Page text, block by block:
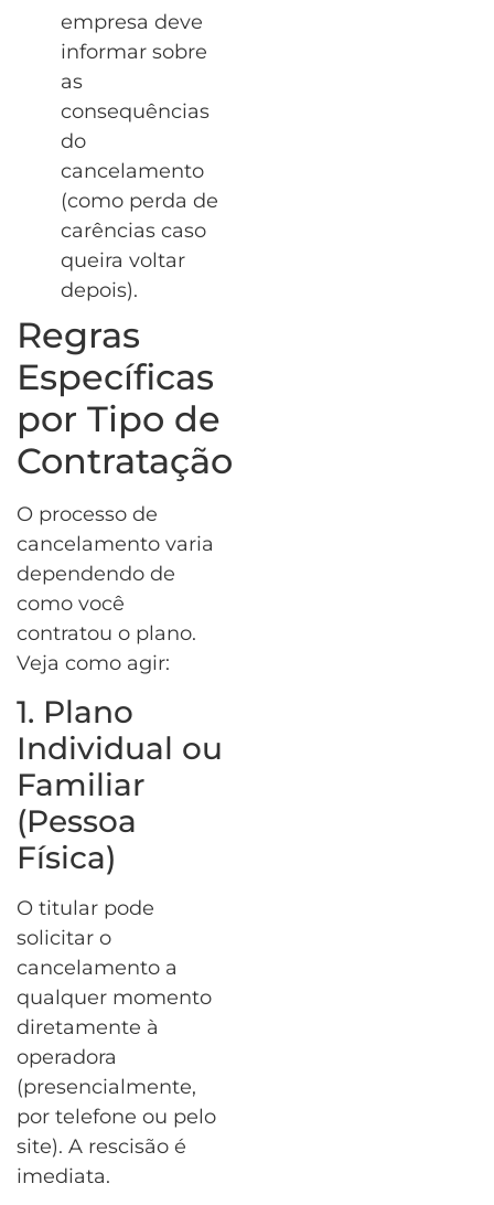
empresa deve
informar sobre
as
consequências
do
cancelamento
(como perda de
carências caso
queira voltar
depois).
Regras
Específicas
por Tipo de
Contratação
O processo de
cancelamento varia
dependendo de
como você
contratou o plano.
Veja como agir:
1. Plano
Individual ou
Familiar
(Pessoa
Física)
O titular pode
solicitar o
cancelamento a
qualquer momento
diretamente à
operadora
(presencialmente,
por telefone ou pelo
site). A rescisão é
imediata.